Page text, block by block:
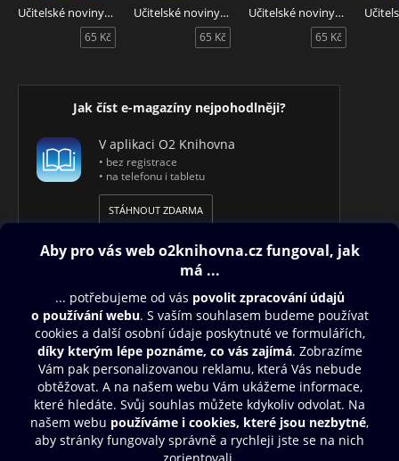
Učitelské noviny 25/2026
65 Kč
Učitelské noviny 24/2026
65 Kč
Učitelské noviny 23/2026
65 Kč
Jak číst e-magazíny nejpohodlněji?
V aplikaci O2 Knihovna
• bez registrace
• na telefonu i tabletu
STÁHNOUT ZDARMA
Obsah ke stažení
Moje O2 Knihovna
Další zábava